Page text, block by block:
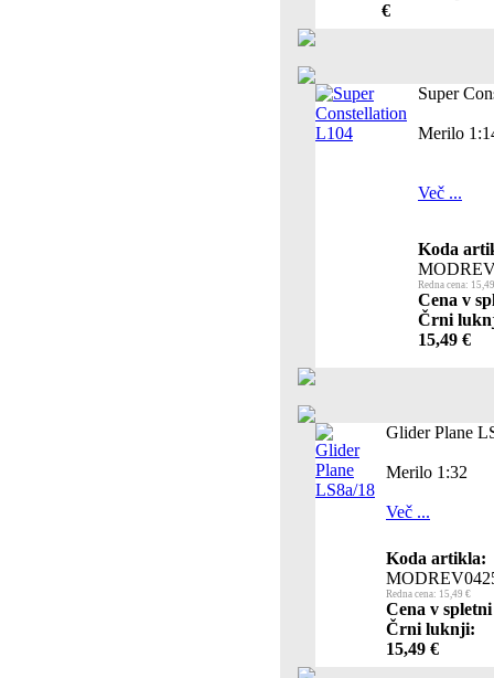
€
Super
Merilo
Več ...
Koda
Redna cena:
Cena v
Črni
15,49 €
Glider Plane
Merilo 1:32
Več ...
Koda artikla:
Redna cena: 15,49 €
Cena v spletni
Črni luknji:
15,49 €